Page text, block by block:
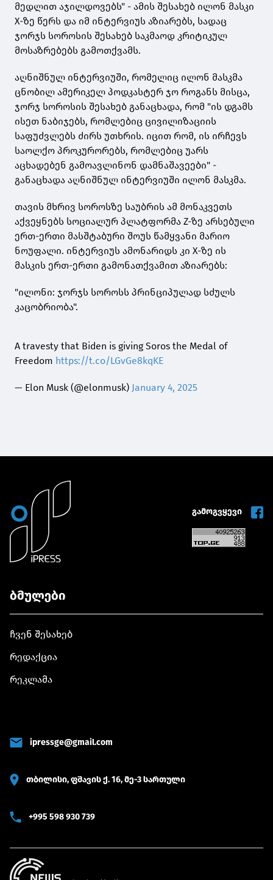
მედლით აჯილდოვებს" - ამის შესახებ ილონ მასკი
X-ზე წერს და იმ ინტერვიუს აზიარებს, სადაც
ჯორჯს სოროსის შესახებ საკმაოდ კრიტიკულ
მოსაზრებებს გამოთქვამს.
აღნიშნულ ინტერვიუში, რომელიც ილონ მასკმა
ცნობილ ამერიკელ პოდკასტერ ჯო როგანს მისცა,
ჯორჯ სოროსის შესახებ განაცხადა, რომ "ის დგამს
ისეთ ნაბიჯებს, რომლებიც ცივილიზაციის
საფუძვლებს ძირს უთხრის. იცით რომ, ის ირჩევს
საოლქო პროკურორებს, რომლებიც უარს
აცხადებენ გამოავლინონ დამნაშავეები" -
განაცხადა აღნიშნულ ინტერვიუში ილონ მასკმა.
თავის მხრივ სოროსზე საუბრის ამ მონაკვეთს
აქვეყნებს სოციალურ პლატფორმა Z-ზე არსებული
ერთ-ერთი მასშტაბური შოუს წამყვანი მარიო
ნოუფალი. ინტერვიუს ამონარიდს კი X-ზე ის
მასკის ერთ-ერთი გამონათქვამით აზიარებს:
"ილონი: ჯორჯს სოროსს პრინციპულად სძულს
კაცობრიობა".
A travesty that Biden is giving Soros the Medal of
Freedom https://t.co/LGvGe8kqKE
— Elon Musk (@elonmusk) January 4, 2025
გამოგვყევი
ბმულები
ჩვენ შესახებ
რედაქცია
რეკლამა
ipressge@gmail.com
თბილისი, ფშავის ქ. 16, მე-3 სართული
+995 598 930 739